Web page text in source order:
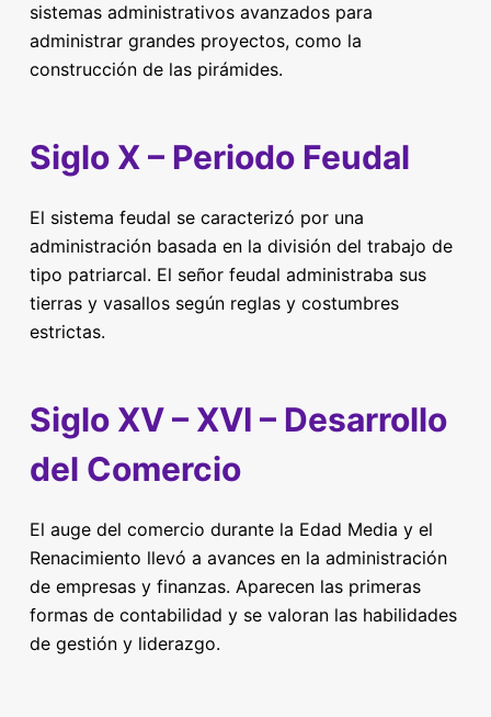
sistemas administrativos avanzados para
administrar grandes proyectos, como la
construcción de las pirámides.
Siglo X – Periodo Feudal
El sistema feudal se caracterizó por una
administración basada en la división del trabajo de
tipo patriarcal. El señor feudal administraba sus
tierras y vasallos según reglas y costumbres
estrictas.
Siglo XV – XVI – Desarrollo
del Comercio
El auge del comercio durante la Edad Media y el
Renacimiento llevó a avances en la administración
de empresas y finanzas. Aparecen las primeras
formas de contabilidad y se valoran las habilidades
de gestión y liderazgo.